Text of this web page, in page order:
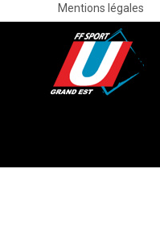
Mentions légales